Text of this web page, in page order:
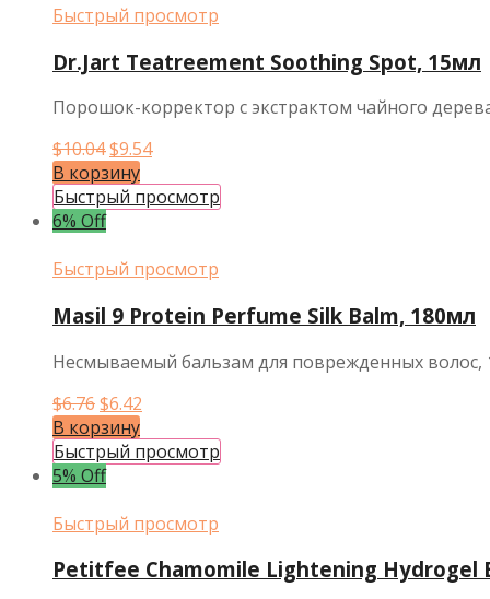
Быстрый просмотр
Dr.Jart Teatreement Soothing Spot, 15мл
Порошок-корректор c экстрактом чайного
$10.04Первоначальная
цена
составляла
$9.54Текущая
$9.54.
В корзину
Быстрый просмотр
6% Off
Быстрый просмотр
Masil 9 Protein Perfume Silk Balm, 180мл
Несмываемый бальзам для поврежденных волос,
$6.76Первоначальная
цена
составляла
$6.76.
$6.42
$6.42.
В корзину
Быстрый просмотр
5% Off
Быстрый просмотр
Petitfee Chamomile Lightening Hydrogel